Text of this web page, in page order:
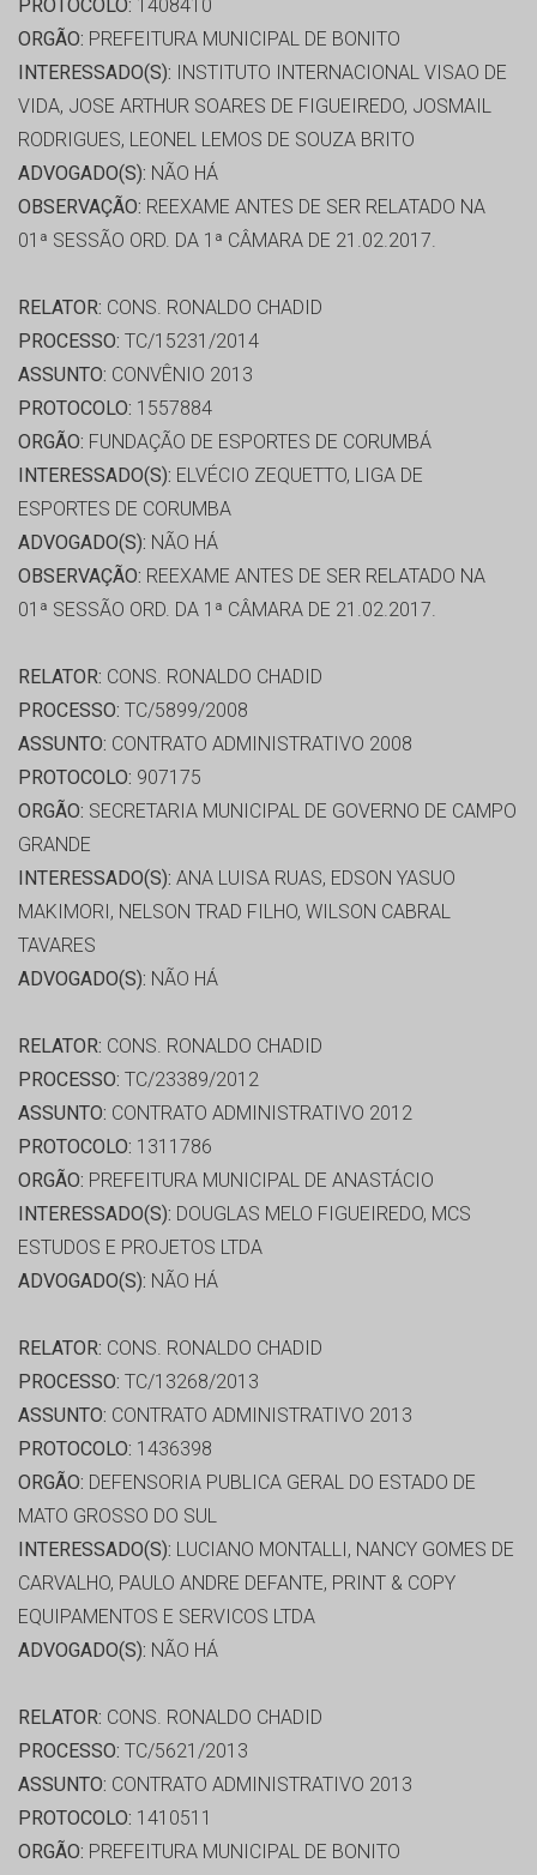
PROTOCOLO: 1408410
ORGÃO: PREFEITURA MUNICIPAL DE BONITO
INTERESSADO(S): INSTITUTO INTERNACIONAL VISAO DE
VIDA, JOSE ARTHUR SOARES DE FIGUEIREDO, JOSMAIL
RODRIGUES, LEONEL LEMOS DE SOUZA BRITO
ADVOGADO(S): NÃO HÁ
OBSERVAÇÃO: REEXAME ANTES DE SER RELATADO NA
01ª SESSÃO ORD. DA 1ª CÂMARA DE 21.02.2017.
RELATOR: CONS. RONALDO CHADID
PROCESSO: TC/15231/2014
ASSUNTO: CONVÊNIO 2013
PROTOCOLO: 1557884
ORGÃO: FUNDAÇÃO DE ESPORTES DE CORUMBÁ
INTERESSADO(S): ELVÉCIO ZEQUETTO, LIGA DE
ESPORTES DE CORUMBA
ADVOGADO(S): NÃO HÁ
OBSERVAÇÃO: REEXAME ANTES DE SER RELATADO NA
01ª SESSÃO ORD. DA 1ª CÂMARA DE 21.02.2017.
RELATOR: CONS. RONALDO CHADID
PROCESSO: TC/5899/2008
ASSUNTO: CONTRATO ADMINISTRATIVO 2008
PROTOCOLO: 907175
ORGÃO: SECRETARIA MUNICIPAL DE GOVERNO DE CAMPO
GRANDE
INTERESSADO(S): ANA LUISA RUAS, EDSON YASUO
MAKIMORI, NELSON TRAD FILHO, WILSON CABRAL
TAVARES
ADVOGADO(S): NÃO HÁ
RELATOR: CONS. RONALDO CHADID
PROCESSO: TC/23389/2012
ASSUNTO: CONTRATO ADMINISTRATIVO 2012
PROTOCOLO: 1311786
ORGÃO: PREFEITURA MUNICIPAL DE ANASTÁCIO
INTERESSADO(S): DOUGLAS MELO FIGUEIREDO, MCS
ESTUDOS E PROJETOS LTDA
ADVOGADO(S): NÃO HÁ
RELATOR: CONS. RONALDO CHADID
PROCESSO: TC/13268/2013
ASSUNTO: CONTRATO ADMINISTRATIVO 2013
PROTOCOLO: 1436398
ORGÃO: DEFENSORIA PUBLICA GERAL DO ESTADO DE
MATO GROSSO DO SUL
INTERESSADO(S): LUCIANO MONTALLI, NANCY GOMES DE
CARVALHO, PAULO ANDRE DEFANTE, PRINT & COPY
EQUIPAMENTOS E SERVICOS LTDA
ADVOGADO(S): NÃO HÁ
RELATOR: CONS. RONALDO CHADID
PROCESSO: TC/5621/2013
ASSUNTO: CONTRATO ADMINISTRATIVO 2013
PROTOCOLO: 1410511
ORGÃO: PREFEITURA MUNICIPAL DE BONITO